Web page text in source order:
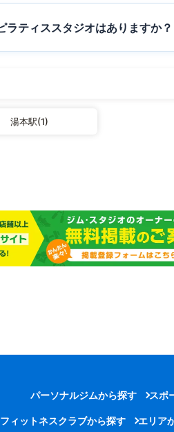
ラティススタジオはありますか？
湯本駅(1)
パーソナルジムから探す スポ
フィットネスクラブから探す エリア